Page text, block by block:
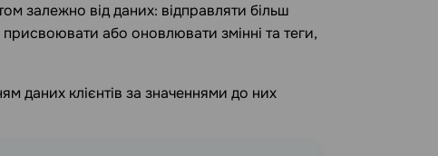
залежно від даних: відправляти більш
або оновлювати змінні та теги,
даних клієнтів за значеннями до них